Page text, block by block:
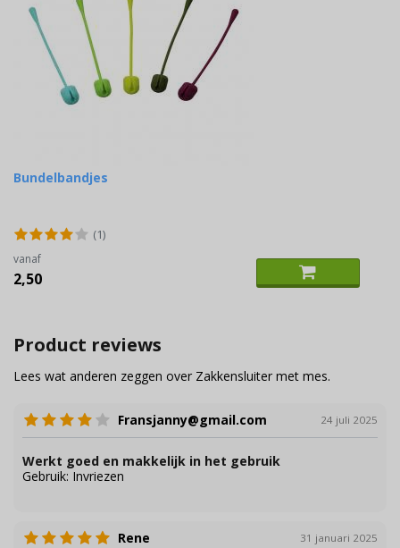
Bundelbandjes
(1)
vanaf
2,50
Product reviews
Lees wat anderen zeggen over Zakkensluiter met mes.
Fransjanny@gmail.com 24 juli 2025
Werkt goed en makkelijk in het gebruik
Gebruik: Invriezen
Rene 31 januari 2025